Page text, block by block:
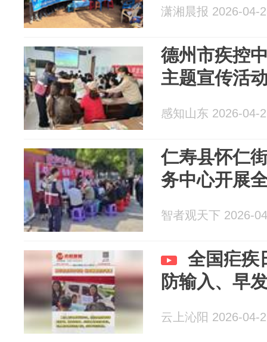
潇湘晨报 2026-04-
德州市疾控
主题宣传活
感知山东 2026-04-
仁寿县怀仁
务中心开展
智者观天下 2026-
全国疟疾
防输入、早
云上沁阳 2026-04-